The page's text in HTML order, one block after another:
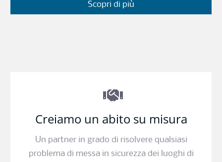
Scopri di più
Creiamo un abito su misura
Un partner in grado di risolvere qualsiasi
problema di messa in sicurezza dei luoghi di